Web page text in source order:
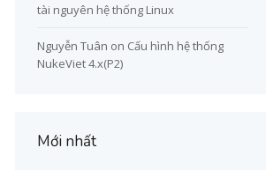
tài nguyên hệ thống Linux
Nguyễn Tuân on Cấu hình hệ thống
NukeViet 4.x(P2)
Mới nhất